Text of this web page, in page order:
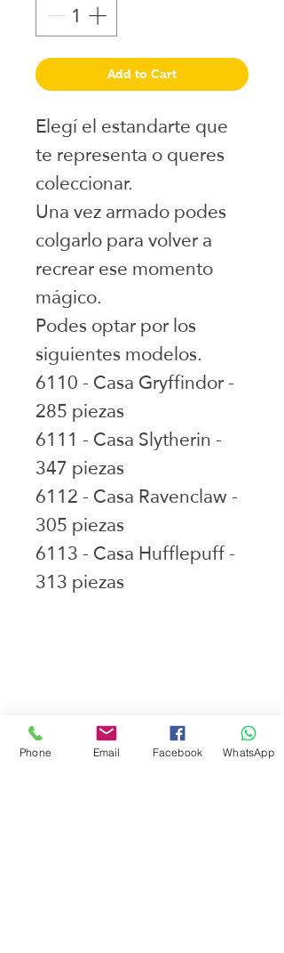
Add to Cart
Elegí el estandarte que
te representa o queres
coleccionar.
Una vez armado podes
colgarlo para volver a
recrear ese momento
mágico.
Podes optar por los
siguientes modelos.
6110 - Casa Gryffindor -
285 piezas
6111 - Casa Slytherin -
347 piezas
6112 - Casa Ravenclaw -
305 piezas
6113 - Casa Hufflepuff -
313 piezas
teléfono:
+541163241023
Email: flapertoys
@gmail.com
Phone Email Facebook WhatsApp